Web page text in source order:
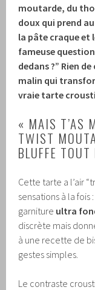
moutarde, du
doux qui prend
la pâte craque et
fameuse
dedans ?” Rien
malin qui
vraie tarte
« MAIS T’AS
TWIST
BLUFFE TOUT
Cette tarte a l’air
sensations à la fois
garniture ultra
discrète mais
à une recette de
gestes simples.
Le contraste